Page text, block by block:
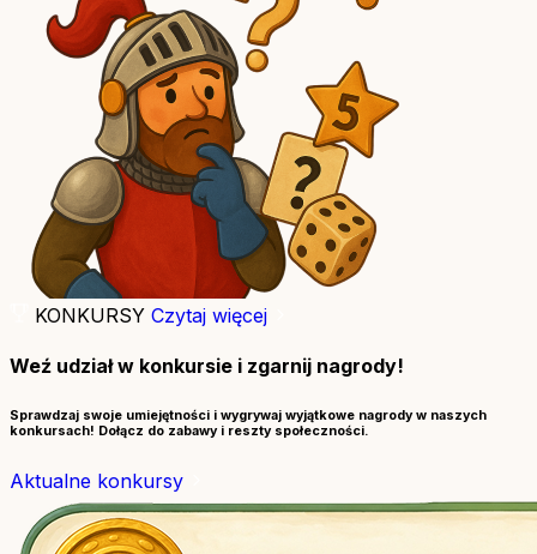
KONKURSY Czytaj więcej
Weź udział w konkursie i zgarnij nagrody!
Sprawdzaj swoje umiejętności i wygrywaj wyjątkowe nagrody w naszych
konkursach! Dołącz do zabawy i reszty społeczności.
Aktualne konkursy